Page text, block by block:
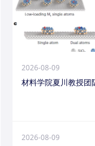
2026-08-09
材料学院夏川教授
2026-08-09